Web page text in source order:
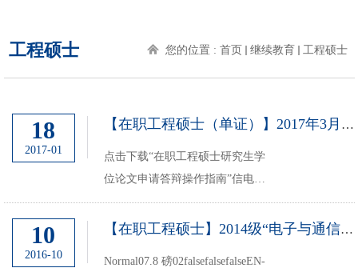
工程硕士 您的位置 : 首页 继续教育 工程硕士
18
2017-01
【在职工程硕士（单证）】2017年3月份学位论文申请答辩通知
点击下载“在职工程硕士研究生学
位论文申请答辩操作指南”信电学
院在职工程硕士办公室联系方式联
系人：沈老师通讯地址：杭州浙大
室，信电学院工程硕士办公室，邮
10
2016-10
【在职工程硕士】2014级“电子与通信工程”杭州班英语考试安排
Normal07.8 磅02falsefalsefalseEN-